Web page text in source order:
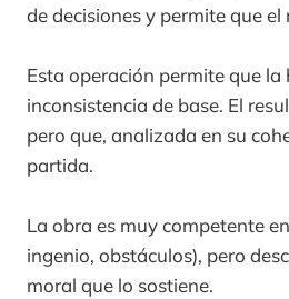
de decisiones y permite que
Esta operación permite que
inconsistencia de base. El
pero que, analizada en su
partida.
La obra es muy competente
ingenio, obstáculos), pero
moral que lo sostiene.